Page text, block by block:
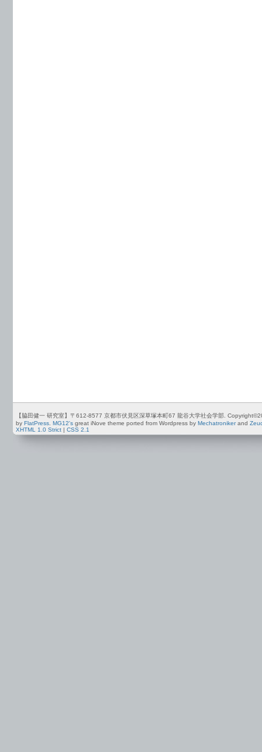
【脇田健一 研究室】〒612-8577 京都市伏見区深草塚本町67 龍谷大学社会学部.
by FlatPress. MG12's great iNove theme ported from Wordpress by Mechatronikerand
XHTML 1.0 Strict
CSS 2.1